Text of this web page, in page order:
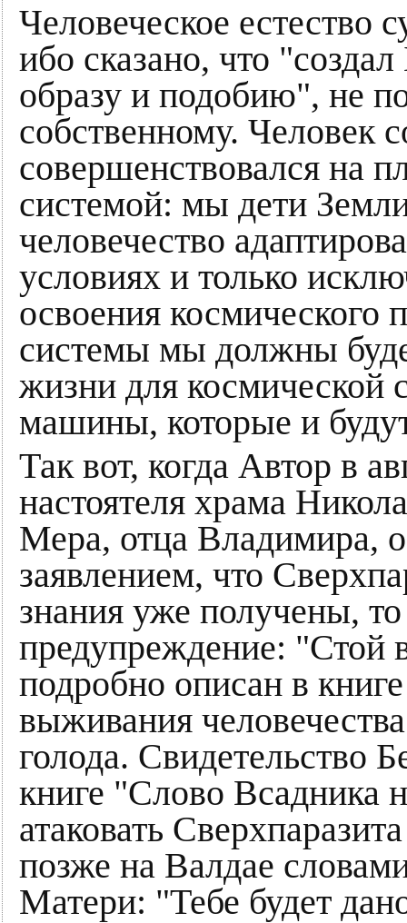
Человеческое естество
ибо сказано, что
образу и подобию", не
собственному. Человек
совершенствовался на
системой: мы дети
человечество
условиях и только
освоения космического
системы мы должны
жизни для космической
машины, которые и
Так вот, когда Автор в
настоятеля храма
Мера, отца Владимира,
заявлением, что
знания уже получены,
предупреждение: "Стой
подробно описан в
выживания
голода. Свидетельство
книге "Слово Всадника
атаковать
позже на Валдае
Матери: "Тебе будет